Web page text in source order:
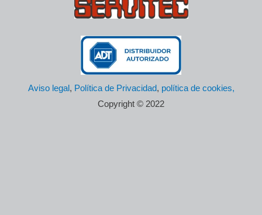
Aviso legal, Política de Privacidad, política de cookies,
Copyright © 2022